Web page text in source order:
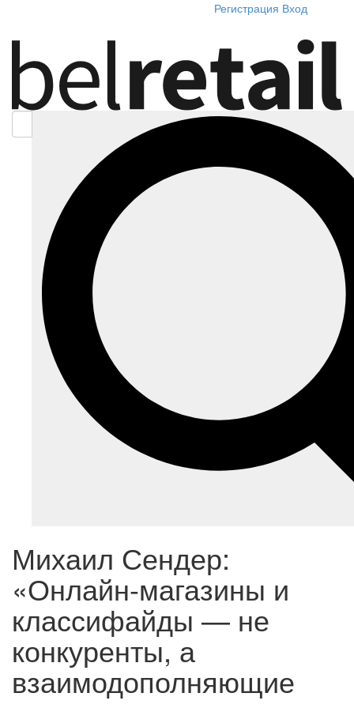
Регистрация Вход
Михаил Сендер:
«Онлайн-магазины и
классифайды — не
конкуренты, а
взаимодополняющие